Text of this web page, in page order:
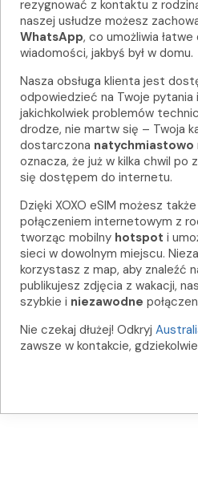
rezygnować z kontaktu z
naszej usłudze możesz
WhatsApp, co umożliwia łatwe
wiadomości, jakbyś był w domu.
Nasza obsługa klienta jest
odpowiedzieć na Twoje pytania
jakichkolwiek problemów
drodze, nie martw się – Twoja
dostarczona natychmiastowo
oznacza, że już w kilka chwil po
się dostępem do internetu.
Dzięki XOXO eSIM możesz
połączeniem internetowym z
tworząc mobilny hotspot i
sieci w dowolnym miejscu.
korzystasz z map, aby znaleźć
publikujesz zdjęcia z wakacji,
szybkie i niezawodne
Nie czekaj dłużej! Odkryj
zawsze w kontakcie,